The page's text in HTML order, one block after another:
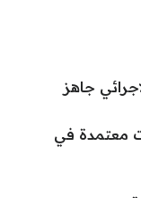
جاهز
معتمدة في